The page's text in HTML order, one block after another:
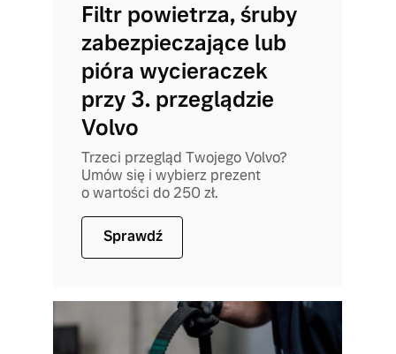
Filtr powietrza, śruby
zabezpieczające lub
pióra wycieraczek
przy 3. przeglądzie
Volvo
Trzeci przegląd Twojego Volvo?
Umów się i wybierz prezent
o wartości do 250 zł.
Sprawdź